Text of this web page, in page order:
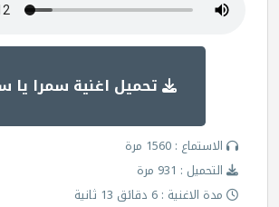
تحميل اغنية سمرا يا
الاستماع : 1560 مرة
التحميل : 931 مرة
مدة الاغنية : 6 دقائق 13 ثانية